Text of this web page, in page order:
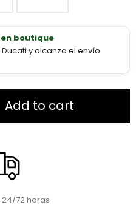
en boutique
y alcanza el envío
Add to cart
72 horas